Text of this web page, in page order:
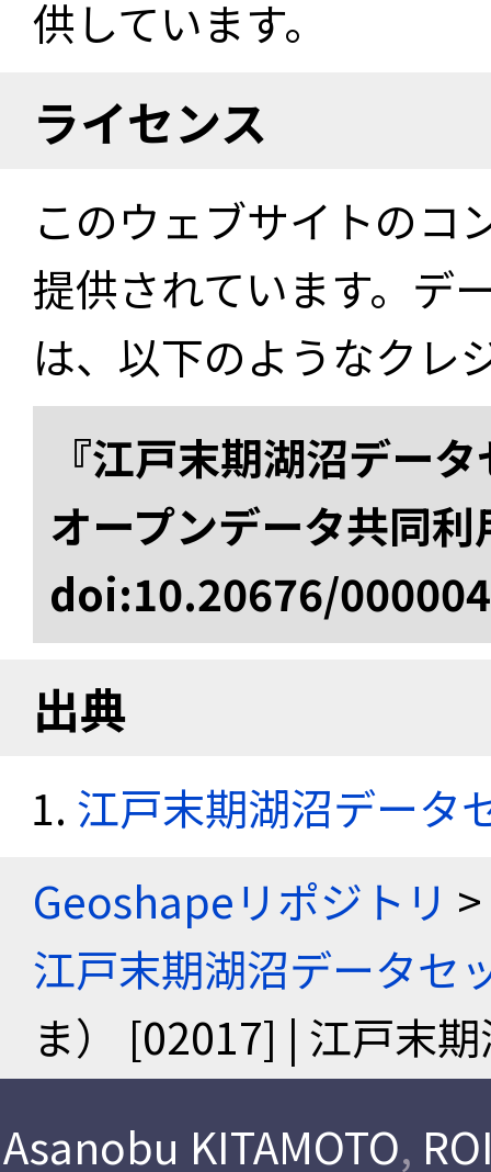
供しています。
ライセンス
このウェブサイトのコ
提供されています。デ
は、以下のようなクレ
『江戸末期湖沼デー
オープンデータ共同
doi:10.20676/
出典
江戸末期湖沼データ
Geoshapeリポジトリ >
江戸末期湖沼データセ
ま） [02017] | 江戸末
Asanobu KITAMOTO,